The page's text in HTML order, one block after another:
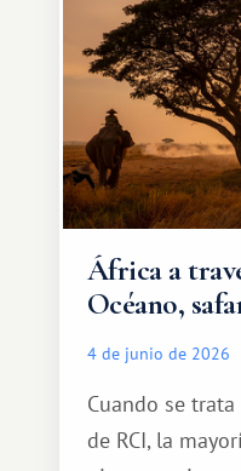
cálido y
África a
Océano,
4 de junio de 2026
Cuando se
de RCI, la